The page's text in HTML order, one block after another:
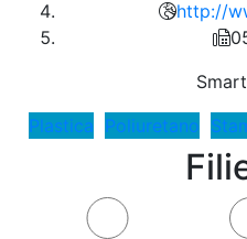
http://
Plastica Poliuretano